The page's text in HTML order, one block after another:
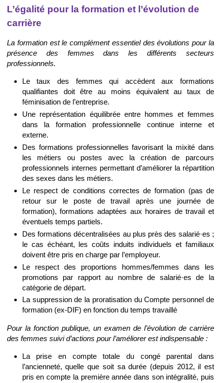
L’égalité pour la formation et l’évolution de
carrière
La formation est le complément essentiel des évolutions pour la
présence des femmes dans les différents secteurs
professionnels.
Le taux des femmes qui accèdent aux formations
qualifiantes doit être au moins équivalent au taux de
féminisation de l’entreprise.
Une représentation équilibrée entre hommes et femmes
dans la formation professionnelle continue interne et
externe.
Des formations professionnelles favorisant la mixité dans
les métiers ou postes avec la création de parcours
professionnels internes permettant d’améliorer la répartition
des sexes dans les métiers.
Le respect de conditions correctes de formation (pas de
retour sur le poste de travail après une journée de
formation), formations adaptées aux horaires de travail et
éventuels temps partiels.
Des formations décentralisées au plus près des salarié·es ;
le cas échéant, les coûts induits individuels et familiaux
doivent être pris en charge par l’employeur.
Le respect des proportions hommes/femmes dans les
promotions par rapport au nombre de salarié·es de la
catégorie de départ.
La suppression de la proratisation du Compte personnel de
formation (ex-DIF) en fonction du temps travaillé
Pour la fonction publique, un examen de l’évolution de carrière
des femmes suivi d’actions pour l’améliorer est indispensable :
La prise en compte totale du congé parental dans
l’ancienneté, quelle que soit sa durée (depuis 2012, il est
pris en compte la première année dans son intégralité, puis